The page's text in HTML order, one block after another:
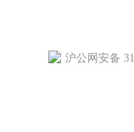
沪公网安备